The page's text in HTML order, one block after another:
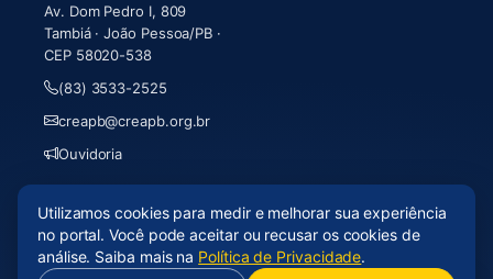
Av. Dom Pedro I, 809
Tambiá · João Pessoa/PB ·
CEP 58020-538
(83) 3533-2525
creapb@creapb.org.br
Ouvidoria
© 2026 CREA-PB · Todos os direitos reservados
Acessibilidade
Mapa do site· LGPD
Utilizamos cookies para medir e melhorar sua experiência
no portal. Você pode aceitar ou recusar os cookies de
análise. Saiba mais na Política de Privacidade.